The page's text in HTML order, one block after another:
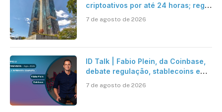
criptoativos por até 24 horas; regra
7 de agosto de 2026
ID Talk | Fabio Plein, da Coinbase,
debate regulação, stablecoins e
7 de agosto de 2026